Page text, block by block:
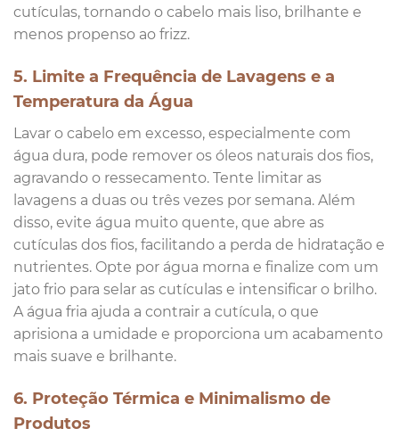
cutículas, tornando o cabelo mais liso, brilhante e
menos propenso ao frizz.
5. Limite a Frequência de Lavagens e a
Temperatura da Água
Lavar o cabelo em excesso, especialmente com
água dura, pode remover os óleos naturais dos fios,
agravando o ressecamento. Tente limitar as
lavagens a duas ou três vezes por semana. Além
disso, evite água muito quente, que abre as
cutículas dos fios, facilitando a perda de hidratação e
nutrientes. Opte por água morna e finalize com um
jato frio para selar as cutículas e intensificar o brilho.
A água fria ajuda a contrair a cutícula, o que
aprisiona a umidade e proporciona um acabamento
mais suave e brilhante.
6. Proteção Térmica e Minimalismo de
Produtos